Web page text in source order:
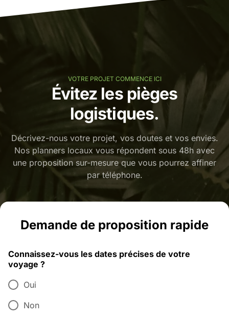
VOTRE PROJET COMMENCE ICI
Évitez les pièges
logistiques.
Décrivez-nous votre projet, vos doutes et vos envies.
Nos planners locaux vous répondent sous 48h avec
une proposition sur-mesure que vous pourrez affiner
par téléphone.
Demande de proposition rapide
Connaissez-vous les dates précises de votre
voyage ?
Oui
Non